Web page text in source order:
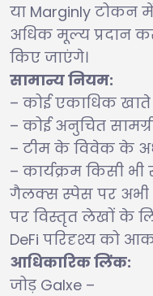
या Marginly टोकन में
अधिक मूल्य प्रदान
किए जाएंगे।
सामान्य नियम:
– कोई एकाधिक खाते
– कोई अनुचित
– टीम के विवेक के
– कार्यक्रम किसी
गैलक्स स्पेस पर
पर विस्तृत लेखों के
DeFi परिदृश्य को
आधिकारिक लिंक:
जोड़ Galxe –